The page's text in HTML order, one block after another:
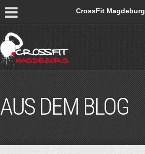
CrossFit Magdeburg
AUS DEM BLOG